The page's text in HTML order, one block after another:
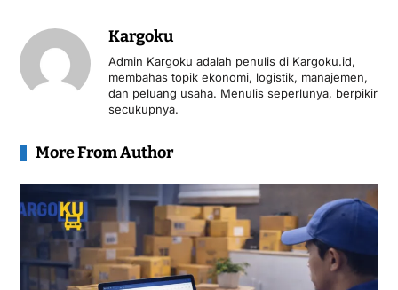
Kargoku
Admin Kargoku adalah penulis di Kargoku.id,
membahas topik ekonomi, logistik, manajemen,
dan peluang usaha. Menulis seperlunya, berpikir
secukupnya.
More From Author